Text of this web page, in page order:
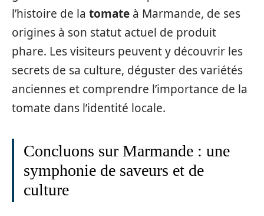
l’histoire de la tomate à Marmande, de ses
origines à son statut actuel de produit
phare. Les visiteurs peuvent y découvrir les
secrets de sa culture, déguster des variétés
anciennes et comprendre l’importance de la
tomate dans l’identité locale.
Concluons sur Marmande : une
symphonie de saveurs et de
culture